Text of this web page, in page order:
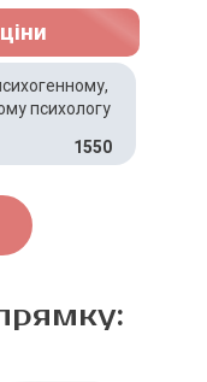
психологу
1550